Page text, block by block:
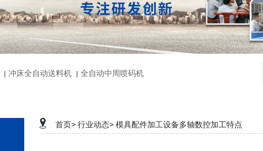
| 冲床全自动送料机 | 全自动中周喷码机
首页> 行业动态> 模具配件加工设备多轴数控加工特点